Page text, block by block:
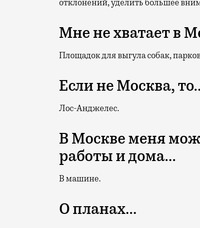
отклонений, уделить большее
Мне не хватает в
Площадок для выгула собак,
Если не Москва,
Лос-Анджелес.
В Москве меня
работы и дома…
В машине.
О планах…